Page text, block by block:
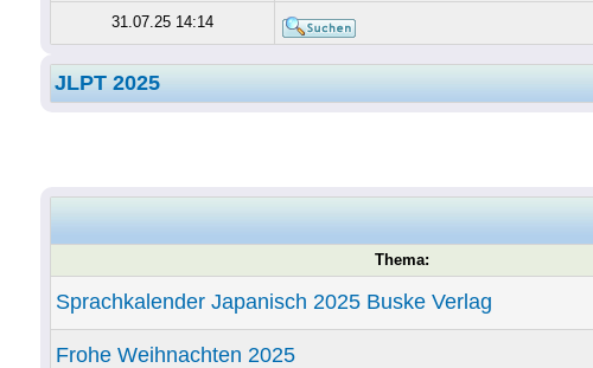
31.07.25 14:14
JLPT 2025
Thema:
Sprachkalender Japanisch 2025 Buske Verlag
Frohe Weihnachten 2025